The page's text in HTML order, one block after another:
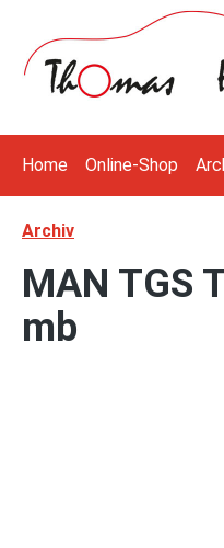
Hauptinhalt springen
Zur Suche springen
Zur Hauptnavigation
Home Online-Shop
Archiv
MAN TGS
mb